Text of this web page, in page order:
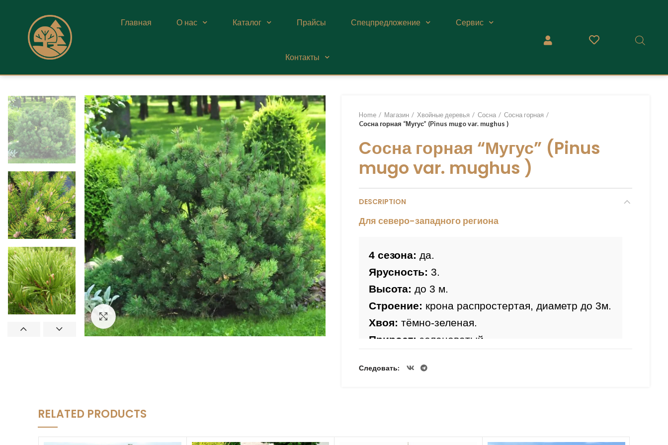
Главная О нас Каталог Прайсы Спецпредложение Сервис
Контакты
Увеличить
Home Магазин Хвойные деревья Сосна
Сосна горная
Cосна горная “Мугус” (Pinus mugo var. mughus )
Cосна горная “Мугус” (Pinus
mugo var. mughus )
DESCRIPTION
Для северо-западного региона
4 сезона:
Ярусность:
Высота:
Строение:
Хвоя:
Прирост: зеленоватый.
Форма шишки:
Светолюбива:
Следовать
RELATED PRODUCTS